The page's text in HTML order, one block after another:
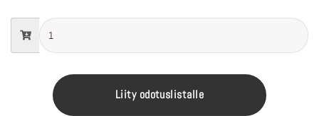
Liity odotuslistalle